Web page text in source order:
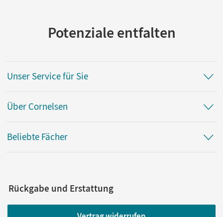
Potenziale entfalten
Unser Service für Sie
Über Cornelsen
Beliebte Fächer
Rückgabe und Erstattung